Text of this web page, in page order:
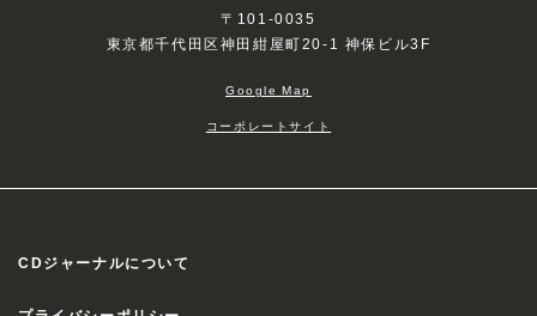
〒101-0035
東京都千代田区神田紺屋町20-1 神保ビル3F
Google Map
コーポレートサイト
CDジャーナルについて